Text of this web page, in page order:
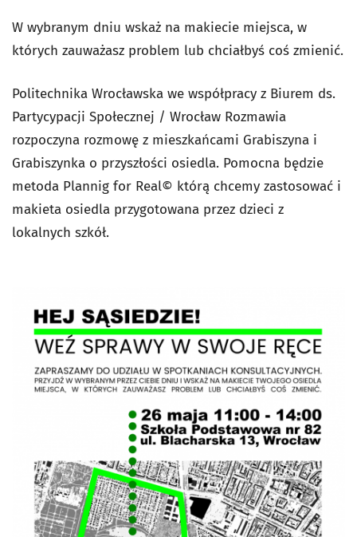
W wybranym dniu wskaż na makiecie miejsca, w
których zauważasz problem lub chciałbyś coś zmienić.
Politechnika Wrocławska we współpracy z Biurem ds.
Partycypacji Społecznej / Wrocław Rozmawia
rozpoczyna rozmowę z mieszkańcami Grabiszyna i
Grabiszynka o przyszłości osiedla. Pomocna będzie
metoda Plannig for Real© którą chcemy zastosować i
makieta osiedla przygotowana przez dzieci z
lokalnych szkół.